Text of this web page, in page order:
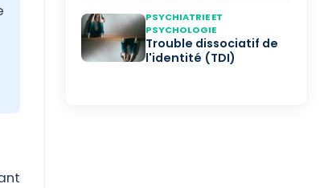
PSYCHIATRIE ET
PSYCHOLOGIE
Trouble dissociatif de
l'identité (TDI)